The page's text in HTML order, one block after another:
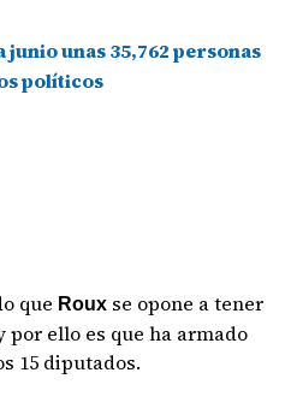
junio unas 35,762 personas
políticos
que Roux se opone a tener
ello es que ha armado
15 diputados.